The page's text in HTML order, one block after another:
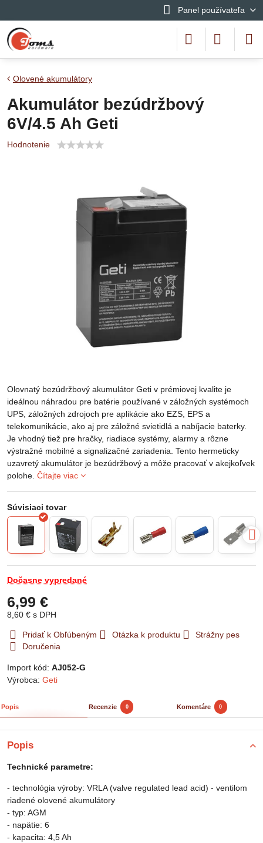
Panel používateľa
Olovené akumulátory
Akumulátor bezúdržbový
6V/4.5 Ah Geti
Hodnotenie
Olovnatý bezúdržbový akumulátor Geti v prémiovej kvalite je
ideálnou náhradou pre batérie používané v záložných systémoch
UPS, záložných zdrojoch pre aplikácie ako EZS, EPS a
telekomunikácie, ako aj pre záložné svietidlá a nabíjacie baterky.
Je vhodný tiež pre hračky, riadiace systémy, alarmy a rôzne
výstražné mobilné a signalizačné zariadenia. Tento hermeticky
uzavretý akumulátor je bezúdržbový a môže pracovať v akejkoľvek
polohe. Čítajte viac
Dočasne vypredané
6,99 €
8,60 € s DPH
Pridať k Obľúbeným Otázka k produktu
Strážny pes
Doručenia
Import kód: AJ052-G
Výrobca: Geti
Popis Recenzie 0 Komentáre 0
Popis
Technické parametre:
- technológia výroby: VRLA (valve regulated lead acid) - ventilom
riadené olovené akumulátory
- typ: AGM
- napätie: 6
- kapacita: 4,5 Ah